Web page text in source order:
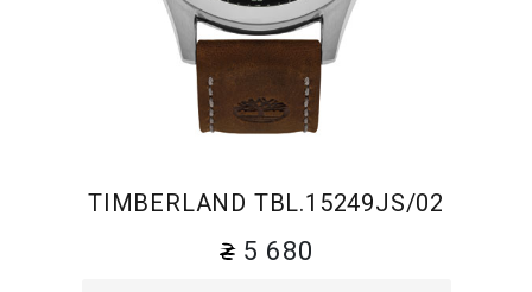
TIMBERLAND TBL.15249JS/02
5 680